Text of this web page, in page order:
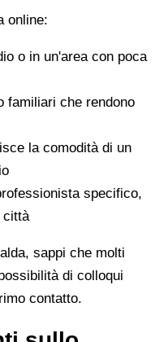
online:
o in un'area con poca
familiari che rendono
la comodità di un
specifico,
città
sappi che molti
di colloqui
contatto.